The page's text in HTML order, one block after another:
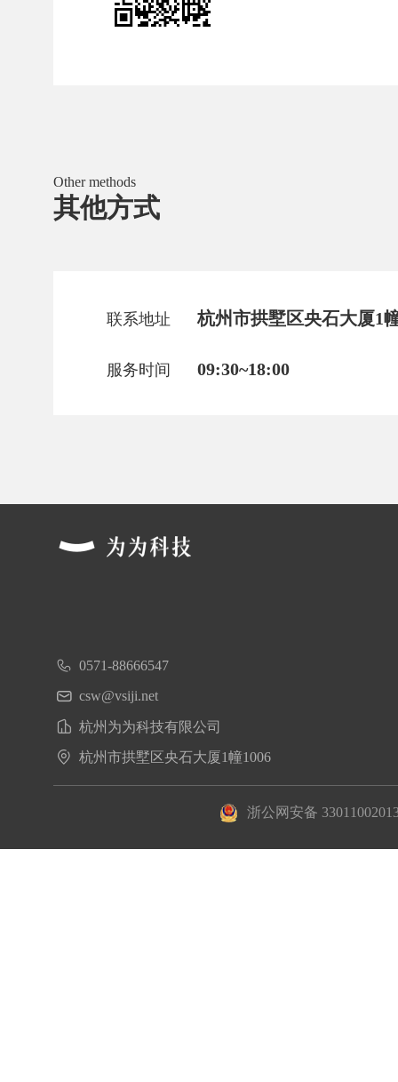
Other methods
其他方式
联系地址 杭州市拱墅区央石大厦1
服务时间 09:30~18:00
0571-88666547
csw@vsiji.net
杭州为为科技有限公司
杭州市拱墅区央石大厦1幢1006
浙公网安备